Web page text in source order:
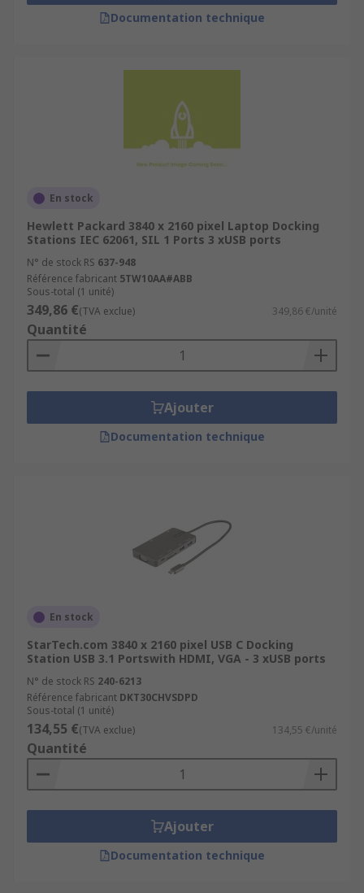
Documentation technique
En stock
Hewlett Packard 3840 x 2160 pixel Laptop Docking
Stations IEC 62061, SIL 1 Ports 3 xUSB ports
N° de stock RS 637-948
Référence fabricant 5TW10AA#ABB
Sous-total (1 unité)
349,86 €(TVA exclue) 349,86 €/unité
Quantité
Ajouter
Documentation technique
En stock
StarTech.com 3840 x 2160 pixel USB C Docking
Station USB 3.1 Portswith HDMI, VGA - 3 xUSB ports
N° de stock RS 240-6213
Référence fabricant DKT30CHVSDPD
Sous-total (1 unité)
134,55 €(TVA exclue) 134,55 €/unité
Quantité
Ajouter
Documentation technique